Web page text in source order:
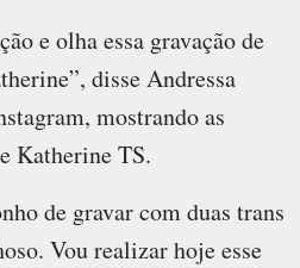
e olha essa gravação de
disse Andressa
mostrando as
Katherine TS.
de gravar com duas trans
Vou realizar hoje esse